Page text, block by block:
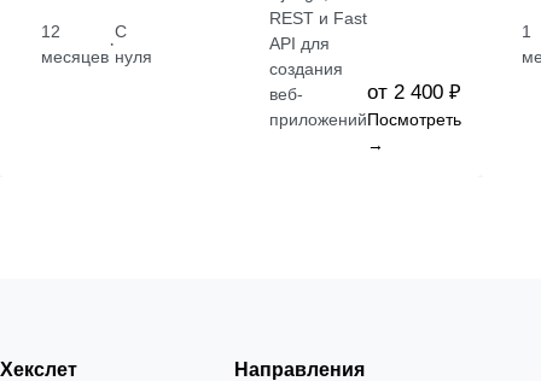
12
месяцев
·
С
нуля
REST и Fast
API для
создания
веб-
приложений
от 2 400 ₽
Посмотреть
→
1
Хекслет Направления